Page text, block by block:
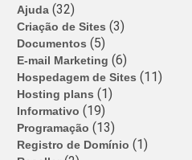
Ajuda (32)
Criação de Sites (3)
Documentos (5)
E-mail Marketing (6)
Hospedagem de Sites (11)
Hosting plans (1)
Informativo (19)
Programação (13)
Registro de Domínio (1)